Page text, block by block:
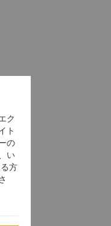
ク
ト
の
い
方